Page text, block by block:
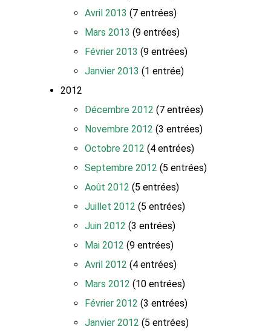
Avril 2013 (7 entrées)
Mars 2013 (9 entrées)
Février 2013 (9 entrées)
Janvier 2013 (1 entrée)
2012
Décembre 2012 (7 entrées)
Novembre 2012 (3 entrées)
Octobre 2012 (4 entrées)
Septembre 2012 (5 entrées)
Août 2012 (5 entrées)
Juillet 2012 (5 entrées)
Juin 2012 (3 entrées)
Mai 2012 (9 entrées)
Avril 2012 (4 entrées)
Mars 2012 (10 entrées)
Février 2012 (3 entrées)
Janvier 2012 (5 entrées)